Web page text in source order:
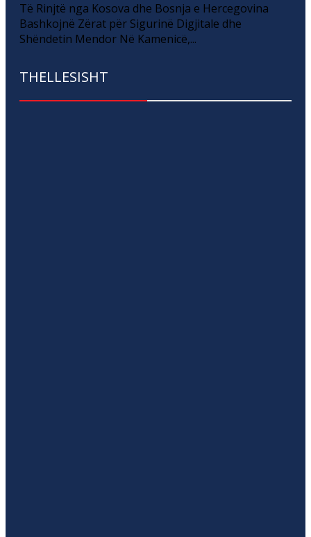
Të Rinjtë nga Kosova dhe Bosnja e Hercegovina
Bashkojnë Zërat për Sigurinë Digjitale dhe
Shëndetin Mendor Në Kamenicë,...
THELLESISHT